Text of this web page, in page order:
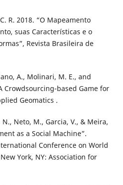
R. 2018. “O Mapeamento
suas Características e o
Revista Brasileira de
A., Molinari, M. E., and
Crowdsourcing-based Game for
Geomatics .
Neto, M., Garcia, V., & Meira,
as a Social Machine”.
Conference on World
York, NY: Association for